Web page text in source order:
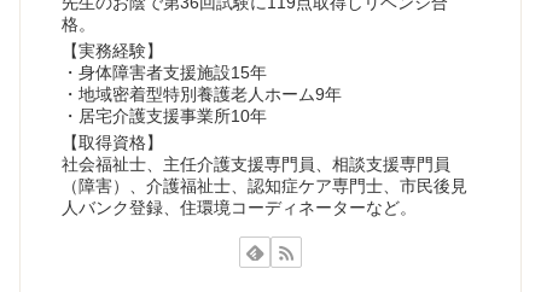
格。
【実務経験】
・身体障害者支援施設15年
・地域密着型特別養護老人ホーム9年
・居宅介護支援事業所10年
【取得資格】
社会福祉士、主任介護支援専門員、相談支援専門員
（障害）、介護福祉士、認知症ケア専門士、市民後見
人バンク登録、住環境コーディネーターなど。